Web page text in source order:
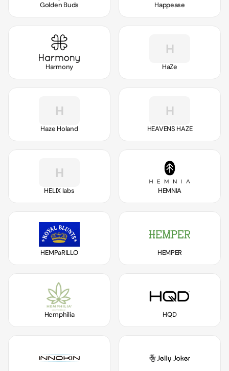
Golden Buds Happease
Harmony
H
HaZe
H
Haze Holand
H
HEAVENS HAZE
H
HELIX labs HEMNIA
HEMPaRILLO HEMPER
Hemphilia HQD